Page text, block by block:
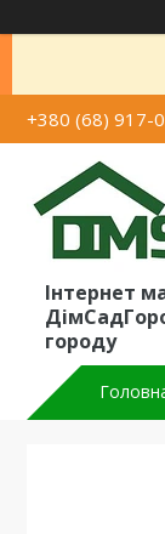
+380 (68) 917-
Інтернет
городу